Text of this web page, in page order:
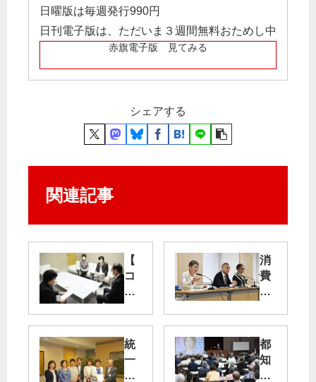
日曜版は毎週発行990円
日刊電子版は、ただいま３週間無料おためし中
赤旗電子版 見てみる
シェアする
関連記事
【
コ
ロ
】
支
消
費
税
・
賃
上
統
一
協
都
知
事